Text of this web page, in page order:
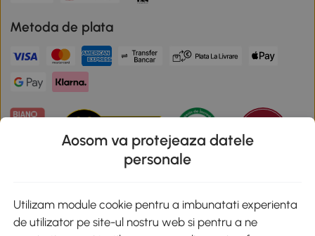
Metoda de plata
Descarca aplicatia Aosom
Aosom va protejeaza datele
personale
Utilizam module cookie pentru a imbunatati experienta
de utilizator pe site-ul nostru web si pentru a ne